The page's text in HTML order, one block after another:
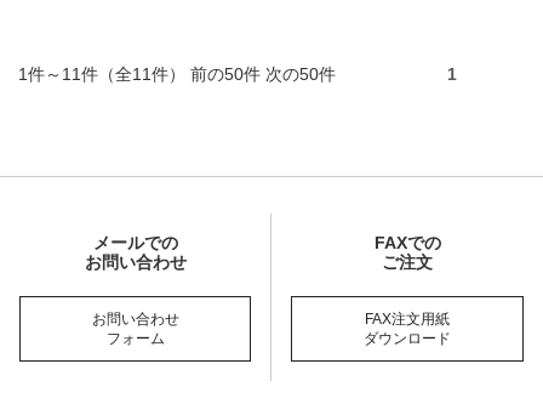
1件～11件（全11件） 前の50件 次の50件 1
メールでの
お問い合わせ
お問い合わせ
フォーム
FAXでの
ご注文
FAX注文用紙
ダウンロード